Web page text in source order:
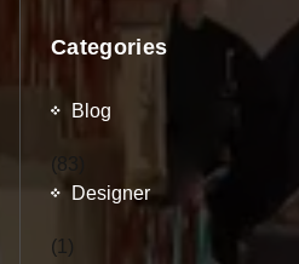
Categories
Blog
(83)
Designer
(1)